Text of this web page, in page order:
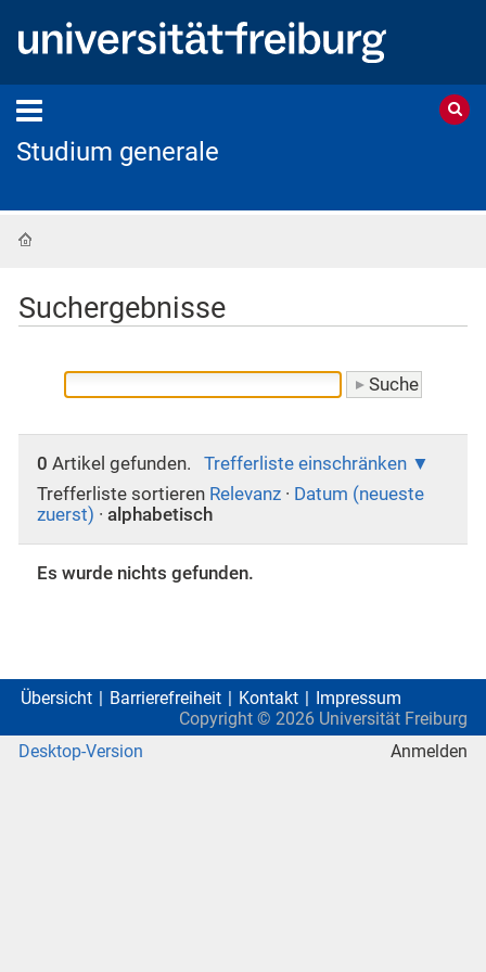
Studium generale
Suchergebnisse
0 Artikel gefunden.
Trefferliste einschränken
Trefferliste sortieren Relevanz · Datum (neueste
zuerst) · alphabetisch
Es wurde nichts gefunden.
Übersicht Barrierefreiheit Kontakt
Impressum
Copyright © 2026 Universität Freiburg
Desktop-Version
Anmelden